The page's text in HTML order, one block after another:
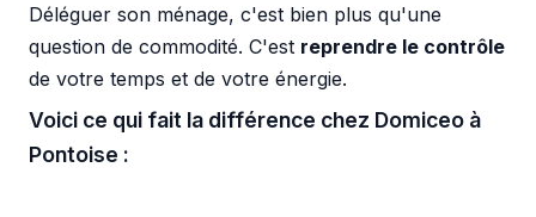
Déléguer son ménage, c'est bien plus qu'une
question de commodité. C'est reprendre le contrôle
de votre temps et de votre énergie.
Voici ce qui fait la différence chez Domiceo à
Pontoise :